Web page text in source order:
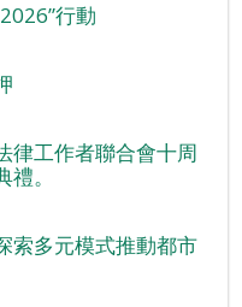
行動
律工作者聯合會十周
。
索多元模式推動都市